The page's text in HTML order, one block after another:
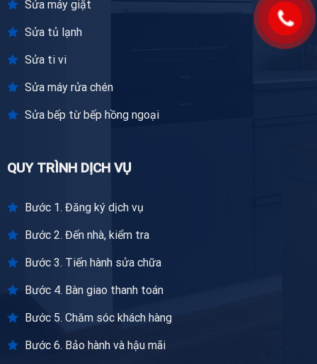
Sửa máy giặt
Sửa tủ lạnh
Sửa ti vi
Sửa máy rửa chén
Sửa bếp từ bếp hồng ngoại
QUY TRÌNH DỊCH VỤ
Bước 1. Đăng ký dịch vụ
Bước 2. Đến nhà, kiểm tra
Bước 3. Tiến hành sửa chữa
Bước 4. Bàn giao thanh toán
Bước 5. Chăm sóc khách hàng
Bước 6. Bảo hành và hậu mãi